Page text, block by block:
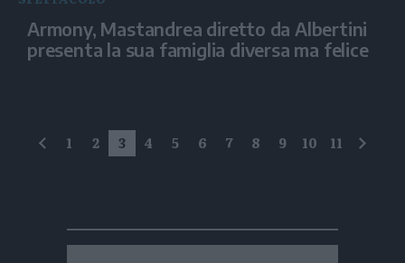
Armony, Mastandrea diretto da Albertini
presenta la sua famiglia diversa ma felice
precedente
1 2 3 4 5 6 7 8 9 10 11